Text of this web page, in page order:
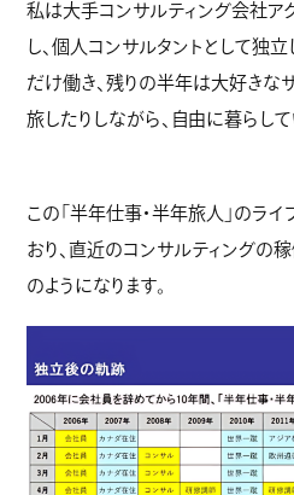
私は大手コンサルティング会社ア
し、個人コンサルタントとして独
だけ働き、残りの半年は大好きな
旅したりしながら、自由に暮らして
この「半年仕事・半年旅人」のラ
おり、直近のコンサルティングの
のようになります。